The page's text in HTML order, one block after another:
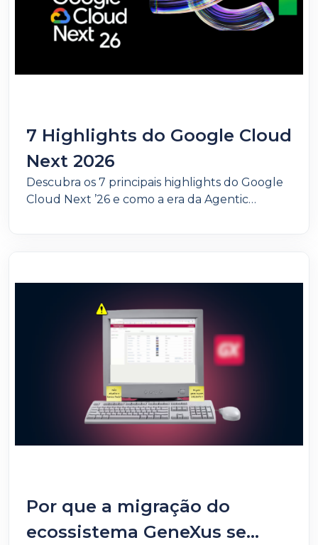
7 Highlights do Google Cloud
Next 2026
Descubra os 7 principais highlights do Google
Cloud Next ’26 e como a era da Agentic
competitiva.
Por que a migração do
ecossistema GeneXus se